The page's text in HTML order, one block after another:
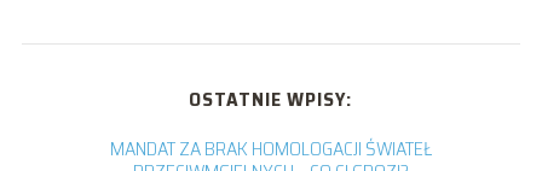
OSTATNIE WPISY:
MANDAT ZA BRAK HOMOLOGACJI ŚWIATEŁ